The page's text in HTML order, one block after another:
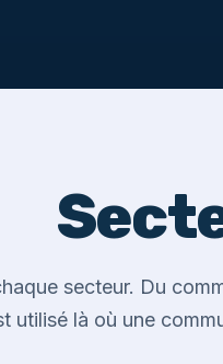
secteur. Du
utilisé là où une